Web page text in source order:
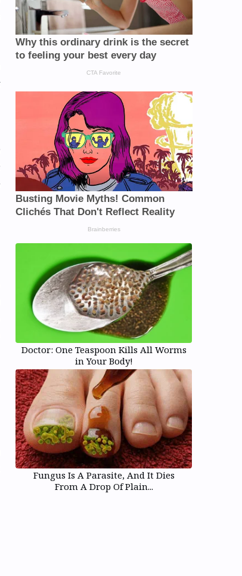
Doctor: One Teaspoon Kills All Worms
in Your Body!
Fungus Is A Parasite, And It Dies
From A Drop Of Plain...